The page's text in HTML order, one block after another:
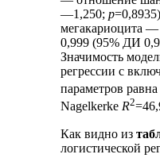
—1,250;p
мегакариоцита
0,999 (95% ДИ
Значимость
регрессии с
параметров равна
NagelkerkeR2
Как видно из
логистической